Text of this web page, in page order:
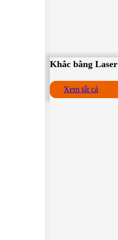
Khắc bằng Laser
Xem tất cả